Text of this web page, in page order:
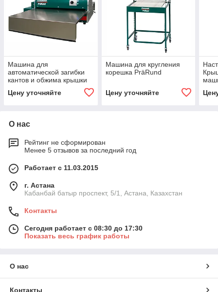
Машина для
автоматической загибки
кантов и обжима крышки
Цену уточняйте
Машина для кругления
корешка PräRund
Цену уточняйте
О нас
Рейтинг не сформирован
Менее 5 отзывов за последний год
Работает с 11.03.2015
г. Астана
Кабанбай батыр проспект, 5/1, Астана, Казахстан
Контакты
Сегодня работает с 08:30 до 17:30
Показать весь график работы
О нас
Контакты